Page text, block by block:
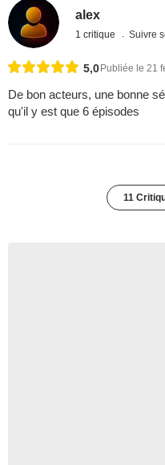
alex
1 critique Suivre
5,0 Publiée le 21
De bon acteurs, une bonne
qu'il y est que 6 épisodes
11